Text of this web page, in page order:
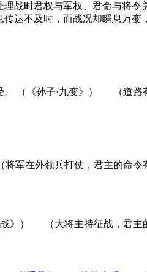
理战时君权与军权、君命与将令
传达不及 时 ，而战况却瞬息万
。 （《孙子·九变》） （道
将军在外领兵打仗，君主的命
》） （大将主持征战，君